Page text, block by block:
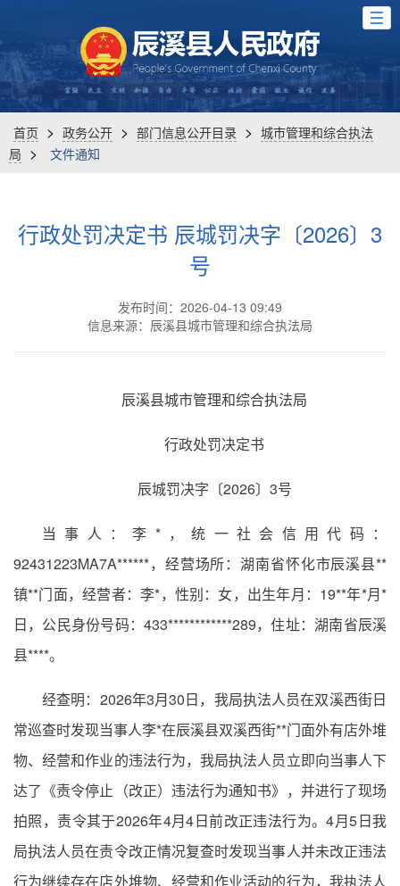
首页 > 政务公开 > 部门信息公开目录 > 城市管理和综合执法
局 > 文件通知
行政处罚决定书 辰城罚决字〔2026〕3
号
发布时间：2026-04-13 09:49
信息来源：辰溪县城市管理和综合执法局
辰溪县城市管理和综合执法局
行政处罚决定书
辰城罚决字〔2026〕3号
当事人：李*，统一社会信用代码：
92431223MA7A******，经营场所：湖南省怀化市辰溪县**
镇**门面，经营者：李*，性别：女，出生年月：19**年*月*
日，公民身份号码：433************289，住址：湖南省辰溪
县****。
经查明：2026年3月30日，我局执法人员在双溪西街日
常巡查时发现当事人李*在辰溪县双溪西街**门面外有店外堆
物、经营和作业的违法行为，我局执法人员立即向当事人下
达了《责令停止（改正）违法行为通知书》，并进行了现场
拍照，责令其于2026年4月4日前改正违法行为。4月5日我
局执法人员在责令改正情况复查时发现当事人并未改正违法
行为继续存在店外堆物、经营和作业活动的行为，我执法人